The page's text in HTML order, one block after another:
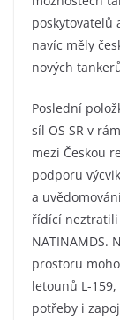
poskytovatelů
navíc měly
nových
Poslední
síl OS SR v
mezi Českou
podporu
a
řídící
NATINAMDS.
prostoru
letounů L-
potřeby i